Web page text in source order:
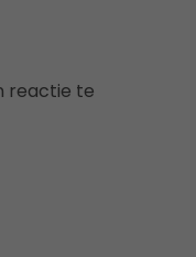
reactie te